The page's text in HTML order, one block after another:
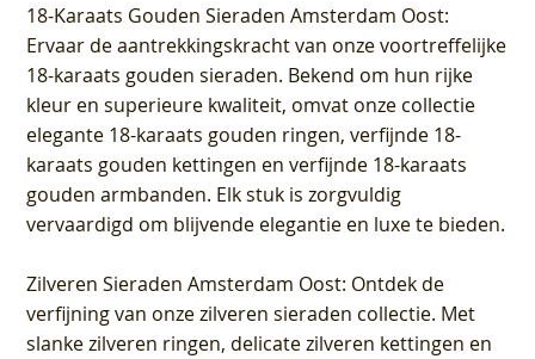
18-Karaats Gouden Sieraden Amsterdam Oost:
Ervaar de aantrekkingskracht van onze voortreffelijke
18-karaats gouden sieraden. Bekend om hun rijke
kleur en superieure kwaliteit, omvat onze collectie
elegante 18-karaats gouden ringen, verfijnde 18-
karaats gouden kettingen en verfijnde 18-karaats
gouden armbanden. Elk stuk is zorgvuldig
vervaardigd om blijvende elegantie en luxe te bieden.
Zilveren Sieraden Amsterdam Oost: Ontdek de
verfijning van onze zilveren sieraden collectie. Met
slanke zilveren ringen, delicate zilveren kettingen en